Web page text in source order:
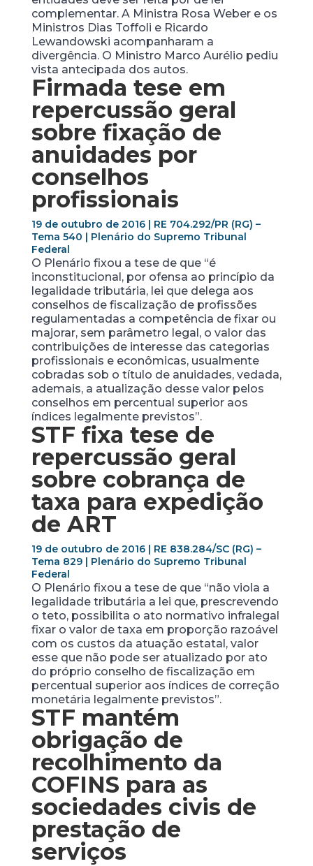
complementar. A Ministra Rosa Weber e os
Ministros Dias Toffoli e Ricardo
Lewandowski acompanharam a
divergência. O Ministro Marco Aurélio pediu
vista antecipada dos autos.
Firmada tese em
repercussão geral
sobre fixação de
anuidades por
conselhos
profissionais
19 de outubro de 2016 | RE 704.292/PR (RG) –
Tema 540 | Plenário do Supremo Tribunal
Federal
O Plenário fixou a tese de que “é
inconstitucional, por ofensa ao princípio da
legalidade tributária, lei que delega aos
conselhos de fiscalização de profissões
regulamentadas a competência de fixar ou
majorar, sem parâmetro legal, o valor das
contribuições de interesse das categorias
profissionais e econômicas, usualmente
cobradas sob o título de anuidades, vedada,
ademais, a atualização desse valor pelos
conselhos em percentual superior aos
índices legalmente previstos”.
STF fixa tese de
repercussão geral
sobre cobrança de
taxa para expedição
de ART
19 de outubro de 2016 | RE 838.284/SC (RG) –
Tema 829 | Plenário do Supremo Tribunal
Federal
O Plenário fixou a tese de que “não viola a
legalidade tributária a lei que, prescrevendo
o teto, possibilita o ato normativo infralegal
fixar o valor de taxa em proporção razoável
com os custos da atuação estatal, valor
esse que não pode ser atualizado por ato
do próprio conselho de fiscalização em
percentual superior aos índices de correção
monetária legalmente previstos”.
STF mantém
obrigação de
recolhimento da
COFINS para as
sociedades civis de
prestação de
serviços